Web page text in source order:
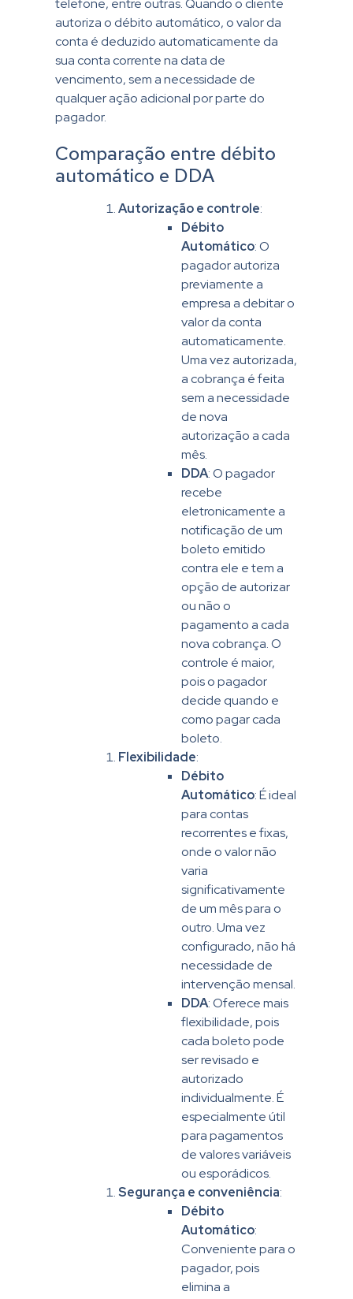
telefone, entre outras. Quando o cliente
autoriza o débito automático, o valor da
conta é deduzido automaticamente da
sua conta corrente na data de
vencimento, sem a necessidade de
qualquer ação adicional por parte do
pagador.
Comparação entre débito
automático e DDA
Autorização e controle:
Débito
Automático: O
pagador autoriza
previamente a
empresa a debitar o
valor da conta
automaticamente.
Uma vez autorizada,
a cobrança é feita
sem a necessidade
de nova
autorização a cada
mês.
DDA: O pagador
recebe
eletronicamente a
notificação de um
boleto emitido
contra ele e tem a
opção de autorizar
ou não o
pagamento a cada
nova cobrança. O
controle é maior,
pois o pagador
decide quando e
como pagar cada
boleto.
Flexibilidade:
Débito
Automático: É ideal
para contas
recorrentes e fixas,
onde o valor não
varia
significativamente
de um mês para o
outro. Uma vez
configurado, não há
necessidade de
intervenção mensal.
DDA: Oferece mais
flexibilidade, pois
cada boleto pode
ser revisado e
autorizado
individualmente. É
especialmente útil
para pagamentos
de valores variáveis
ou esporádicos.
Segurança e conveniência:
Débito
Automático:
Conveniente para o
pagador, pois
elimina a